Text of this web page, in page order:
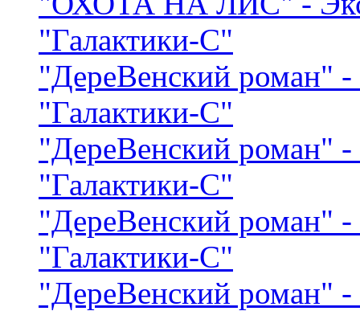
"Галактики-С"
"ДереВенский роман"
"Галактики-С"
"ДереВенский роман"
"Галактики-С"
"ДереВенский роман"
"Галактики-С"
"ДереВенский роман"